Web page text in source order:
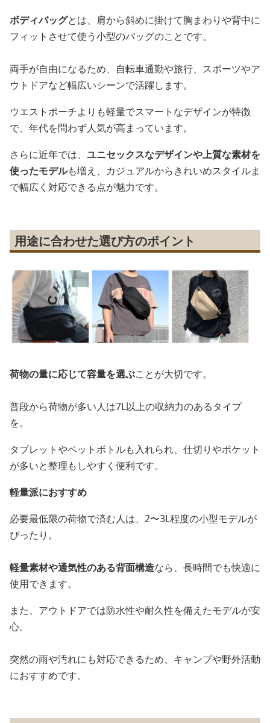
ボディバッグとは、肩から斜めに掛けて胸まわりや背中に
フィットさせて使う小型のバッグのことです。
両手が自由になるため、自転車通勤や旅行、スポーツやア
ウトドアなど幅広いシーンで活躍します。
ウエストポーチよりも軽量でスマートなデザインが特徴
で、年代を問わず人気が高まっています。
さらに近年では、 ユニセックスなデザインや上質な素材を
使ったモデルも増え、カジュアルからきれいめスタイルま
で幅広く対応できる点が魅力です。
用途に合わせた選び方のポイント
荷物の量に応じて容量を選ぶことが大切です。
普段から荷物が多い人は7L以上の収納力のあるタイプ
を。
タブレットやペットボトルも入れられ、仕切りやポケット
が多いと整理もしやすく便利です。
軽量派におすすめ
必要最低限の荷物で済む人は、2〜3L程度の小型モデルが
ぴったり。
軽量素材や通気性のある背面構造なら、長時間でも快適に
使用できます。
また、アウトドアでは防水性や耐久性を備えたモデルが安
心。
突然の雨や汚れにも対応できるため、キャンプや野外活動
におすすめです。